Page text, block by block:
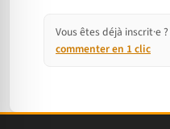
Vous êtes déjà inscrit·e ?
commenter en 1 clic